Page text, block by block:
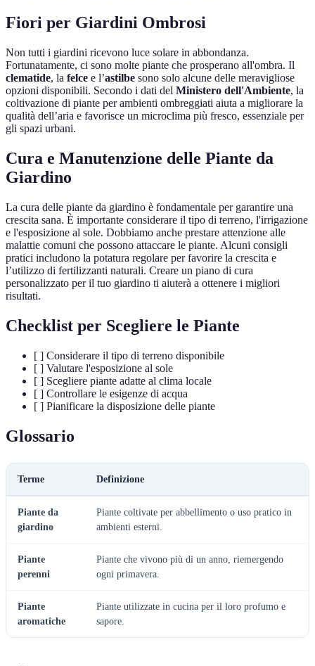
Fiori per Giardini Ombrosi
Non tutti i giardini ricevono luce solare in abbondanza.
Fortunatamente, ci sono molte piante che prosperano all'ombra. Il
clematide, la felce e l’astilbe sono solo alcune delle meravigliose
opzioni disponibili. Secondo i dati del Ministero dell'Ambiente, la
coltivazione di piante per ambienti ombreggiati aiuta a migliorare la
qualità dell’aria e favorisce un microclima più fresco, essenziale per
gli spazi urbani.
Cura e Manutenzione delle Piante da
Giardino
La cura delle piante da giardino è fondamentale per garantire una
crescita sana. È importante considerare il tipo di terreno, l'irrigazione
e l'esposizione al sole. Dobbiamo anche prestare attenzione alle
malattie comuni che possono attaccare le piante. Alcuni consigli
pratici includono la potatura regolare per favorire la crescita e
l’utilizzo di fertilizzanti naturali. Creare un piano di cura
personalizzato per il tuo giardino ti aiuterà a ottenere i migliori
risultati.
Checklist per Scegliere le Piante
[ ] Considerare il tipo di terreno disponibile
[ ] Valutare l'esposizione al sole
[ ] Scegliere piante adatte al clima locale
[ ] Controllare le esigenze di acqua
[ ] Pianificare la disposizione delle piante
Glossario
Terme Definizione
Piante da
giardino
Piante coltivate per abbellimento o uso pratico in
ambienti esterni.
Piante
perenni
Piante che vivono più di un anno, riemergendo
ogni primavera.
Piante
aromatiche
Piante utilizzate in cucina per il loro profumo e
sapore.